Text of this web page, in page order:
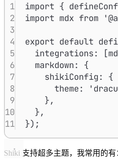
1
import {
2
import mdx from
3
4
export default
5
integrations:
6
markdown: {
7
shikiConfig: {
8
theme:
9
},
10
},
11
});
Shiki 支持超多主题，我常用的有